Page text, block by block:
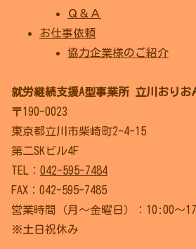
Ｑ＆Ａ
お仕事依頼
協力企業様のご紹介
就労継続支援A型事業所 立川おりお
〒190-0023
東京都立川市柴崎町2-4-15
第二SKビル4F
TEL： 042-595-7484
FAX：042-595-7485
営業時間（月～金曜日）：10:00～
※土日祝休み